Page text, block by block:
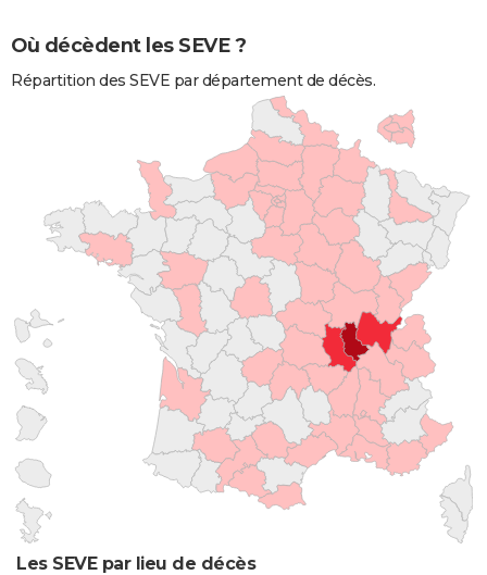
Où décèdent les SEVE ?
Répartition des SEVE par département de décès.
Les SEVE par lieu de décès